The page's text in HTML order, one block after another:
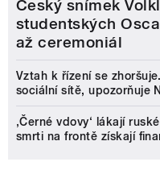
Český snímek
studentských
až ceremoniál
Vztah k řízení se
sociální sítě, upozorňuje
‚Černé vdovy‘ lákají
smrti na frontě získají